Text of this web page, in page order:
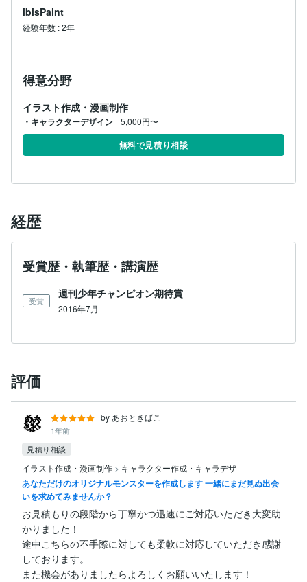
ibisPaint
経験年数 :2年
得意分野
イラスト作成・漫画制作
・キャラクターデザイン 5,000円〜
無料で見積り相談
経歴
受賞歴・執筆歴・講演歴
受賞
週刊少年チャンピオン期待賞
2016年7月
評価
by あおときばこ
1年前
見積り相談
イラスト作成・漫画制作 > キャラクター作成・キャラデザ
あなただけのオリジナルモンスターを作成します 一緒にまだ見ぬ出会
いを求めてみませんか？
お見積もりの段階から丁寧かつ迅速にご対応いただき大変助
かりました！
途中こちらの不手際に対しても柔軟に対応していただき感謝
しております。
また機会がありましたらよろしくお願いいたします！